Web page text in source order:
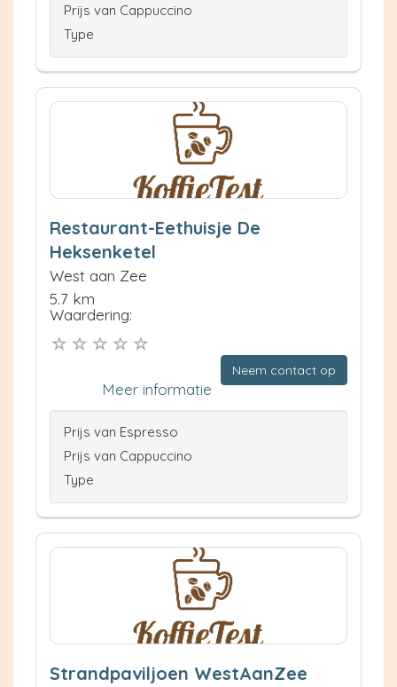
Prijs van Cappuccino
Type
Restaurant-Eethuisje De
Heksenketel
West aan Zee
5.7 km
Waardering:
Neem contact op
Meer informatie
Prijs van Espresso
Prijs van Cappuccino
Type
Strandpaviljoen WestAanZee